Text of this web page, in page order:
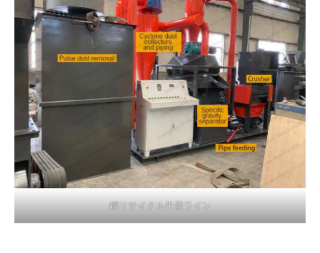
銅リサイクル生産ライン